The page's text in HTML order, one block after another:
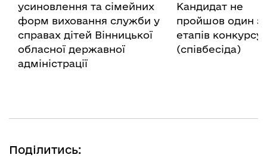
усиновлення та сімейних
форм виховання служби у
справах дітей Вінницької
обласної державної
адміністрації
Кандидат не
пройшов один з
етапів конкурсу
(співбесіда)
Поділитись: